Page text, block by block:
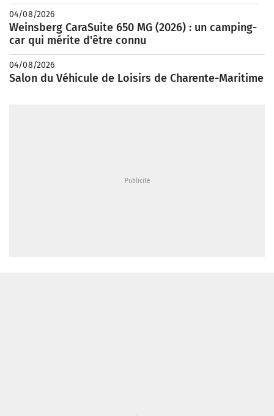
04/08/2026
Weinsberg CaraSuite 650 MG (2026) : un camping-
car qui mérite d'être connu
04/08/2026
Salon du Véhicule de Loisirs de Charente-Maritime